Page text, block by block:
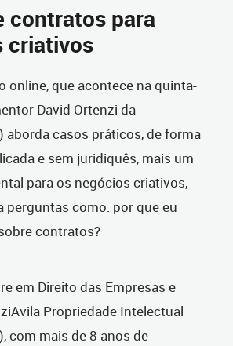
contratos para
criativos
online, que acontece na quinta-
David Ortenzi da
aborda casos práticos, de forma
e sem juridiquês, mais um
para os negócios criativos,
perguntas como: por que eu
contratos?
em Direito das Empresas e
Propriedade Intelectual
com mais de 8 anos de